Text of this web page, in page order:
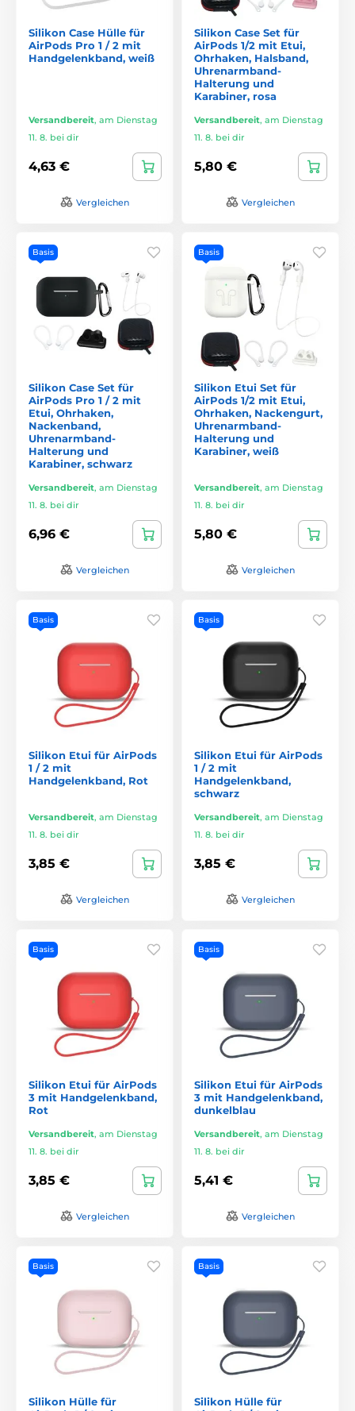
Silikon Case Hülle für
AirPods Pro 1 / 2 mit
Handgelenkband, weiß
Versandbereit, am Dienstag
11. 8. bei dir
4,63 €
Vergleichen
Silikon Case Set für
AirPods 1/2 mit Etui,
Ohrhaken, Halsband,
Uhrenarmband-
Halterung und
Karabiner, rosa
Versandbereit, am Dienstag
11. 8. bei dir
5,80 €
Vergleichen
Basis
Silikon Case Set für
AirPods Pro 1 / 2 mit
Etui, Ohrhaken,
Nackenband,
Uhrenarmband-
Halterung und
Karabiner, schwarz
Versandbereit, am Dienstag
11. 8. bei dir
6,96 €
Vergleichen
Basis
Silikon Etui Set für
AirPods 1/2 mit Etui,
Ohrhaken, Nackengurt,
Uhrenarmband-
Halterung und
Karabiner, weiß
Versandbereit, am Dienstag
11. 8. bei dir
5,80 €
Vergleichen
Basis
Silikon Etui für AirPods
1 / 2 mit
Handgelenkband, Rot
Versandbereit, am Dienstag
11. 8. bei dir
3,85 €
Vergleichen
Basis
Silikon Etui für AirPods
1 / 2 mit
Handgelenkband,
schwarz
Versandbereit, am Dienstag
11. 8. bei dir
3,85 €
Vergleichen
Basis
Silikon Etui für AirPods
3 mit Handgelenkband,
Rot
Versandbereit, am Dienstag
11. 8. bei dir
3,85 €
Vergleichen
Basis
Silikon Etui für AirPods
3 mit Handgelenkband,
dunkelblau
Versandbereit, am Dienstag
11. 8. bei dir
5,41 €
Vergleichen
Basis
Silikon Hülle für
Basis
Silikon Hülle für